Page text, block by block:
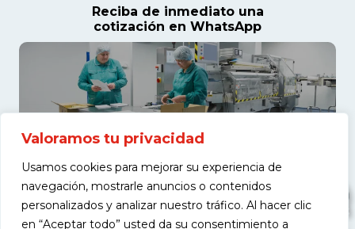
Valoramos tu privacidad
Usamos cookies para mejorar su experiencia de
navegación, mostrarle anuncios o contenidos
personalizados y analizar nuestro tráfico. Al hacer clic
en “Aceptar todo” usted da su consentimiento a
Reciba de inmediato una
cotización en WhatsApp